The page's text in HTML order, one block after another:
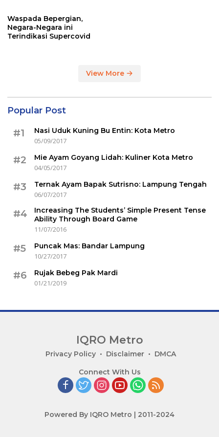
Waspada Bepergian,
Negara-Negara ini
Terindikasi Supercovid
View More
Popular Post
#1
Nasi Uduk Kuning Bu Entin: Kota Metro
05/09/2017
#2
Mie Ayam Goyang Lidah: Kuliner Kota Metro
04/05/2017
#3
Ternak Ayam Bapak Sutrisno: Lampung Tengah
06/07/2017
#4
Increasing The Students’ Simple Present Tense
Ability Through Board Game
11/07/2016
#5
Puncak Mas: Bandar Lampung
10/27/2017
#6
Rujak Bebeg Pak Mardi
01/21/2019
IQRO Metro
Privacy Policy Disclaimer DMCA
Connect With Us
Powered By IQRO Metro | 2011-2024